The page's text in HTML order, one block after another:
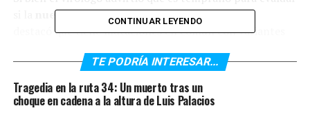
nueva cepaesmás transmisible o mortal,
destacó que tienemutaciones en común con variantes
como la deManaoso labritánica.
CONTINUAR LEYENDO
TE PODRÍA INTERESAR...
Tragedia en la ruta 34: Un muerto tras un
choque en cadena a la altura de Luis Palacios